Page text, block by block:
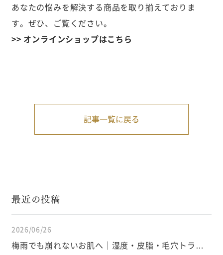
あなたの悩みを解決する商品を取り揃えておりま
す。ぜひ、ご覧ください。
>> オンラインショップはこちら
記事一覧に戻る
最近の投稿
2026/06/26
梅雨でも崩れないお肌へ｜湿度・皮脂・毛穴トラブ